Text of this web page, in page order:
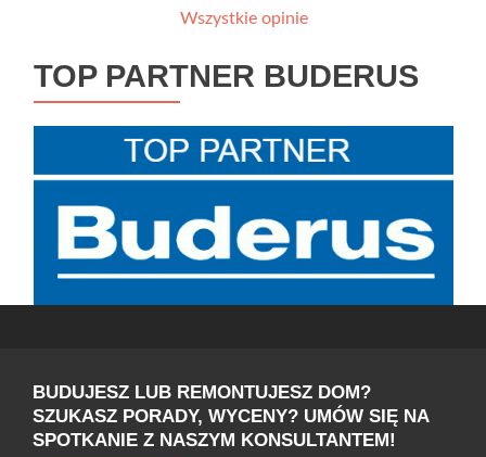
Wszystkie opinie
TOP PARTNER BUDERUS
BUDUJESZ LUB REMONTUJESZ DOM?
SZUKASZ PORADY, WYCENY? UMÓW SIĘ NA
SPOTKANIE Z NASZYM KONSULTANTEM!